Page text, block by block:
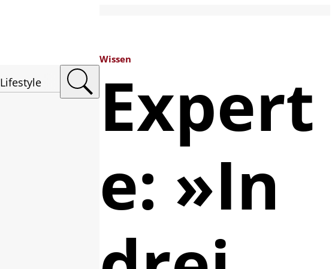
Lifestyle
Wissen
Expert
e: »In